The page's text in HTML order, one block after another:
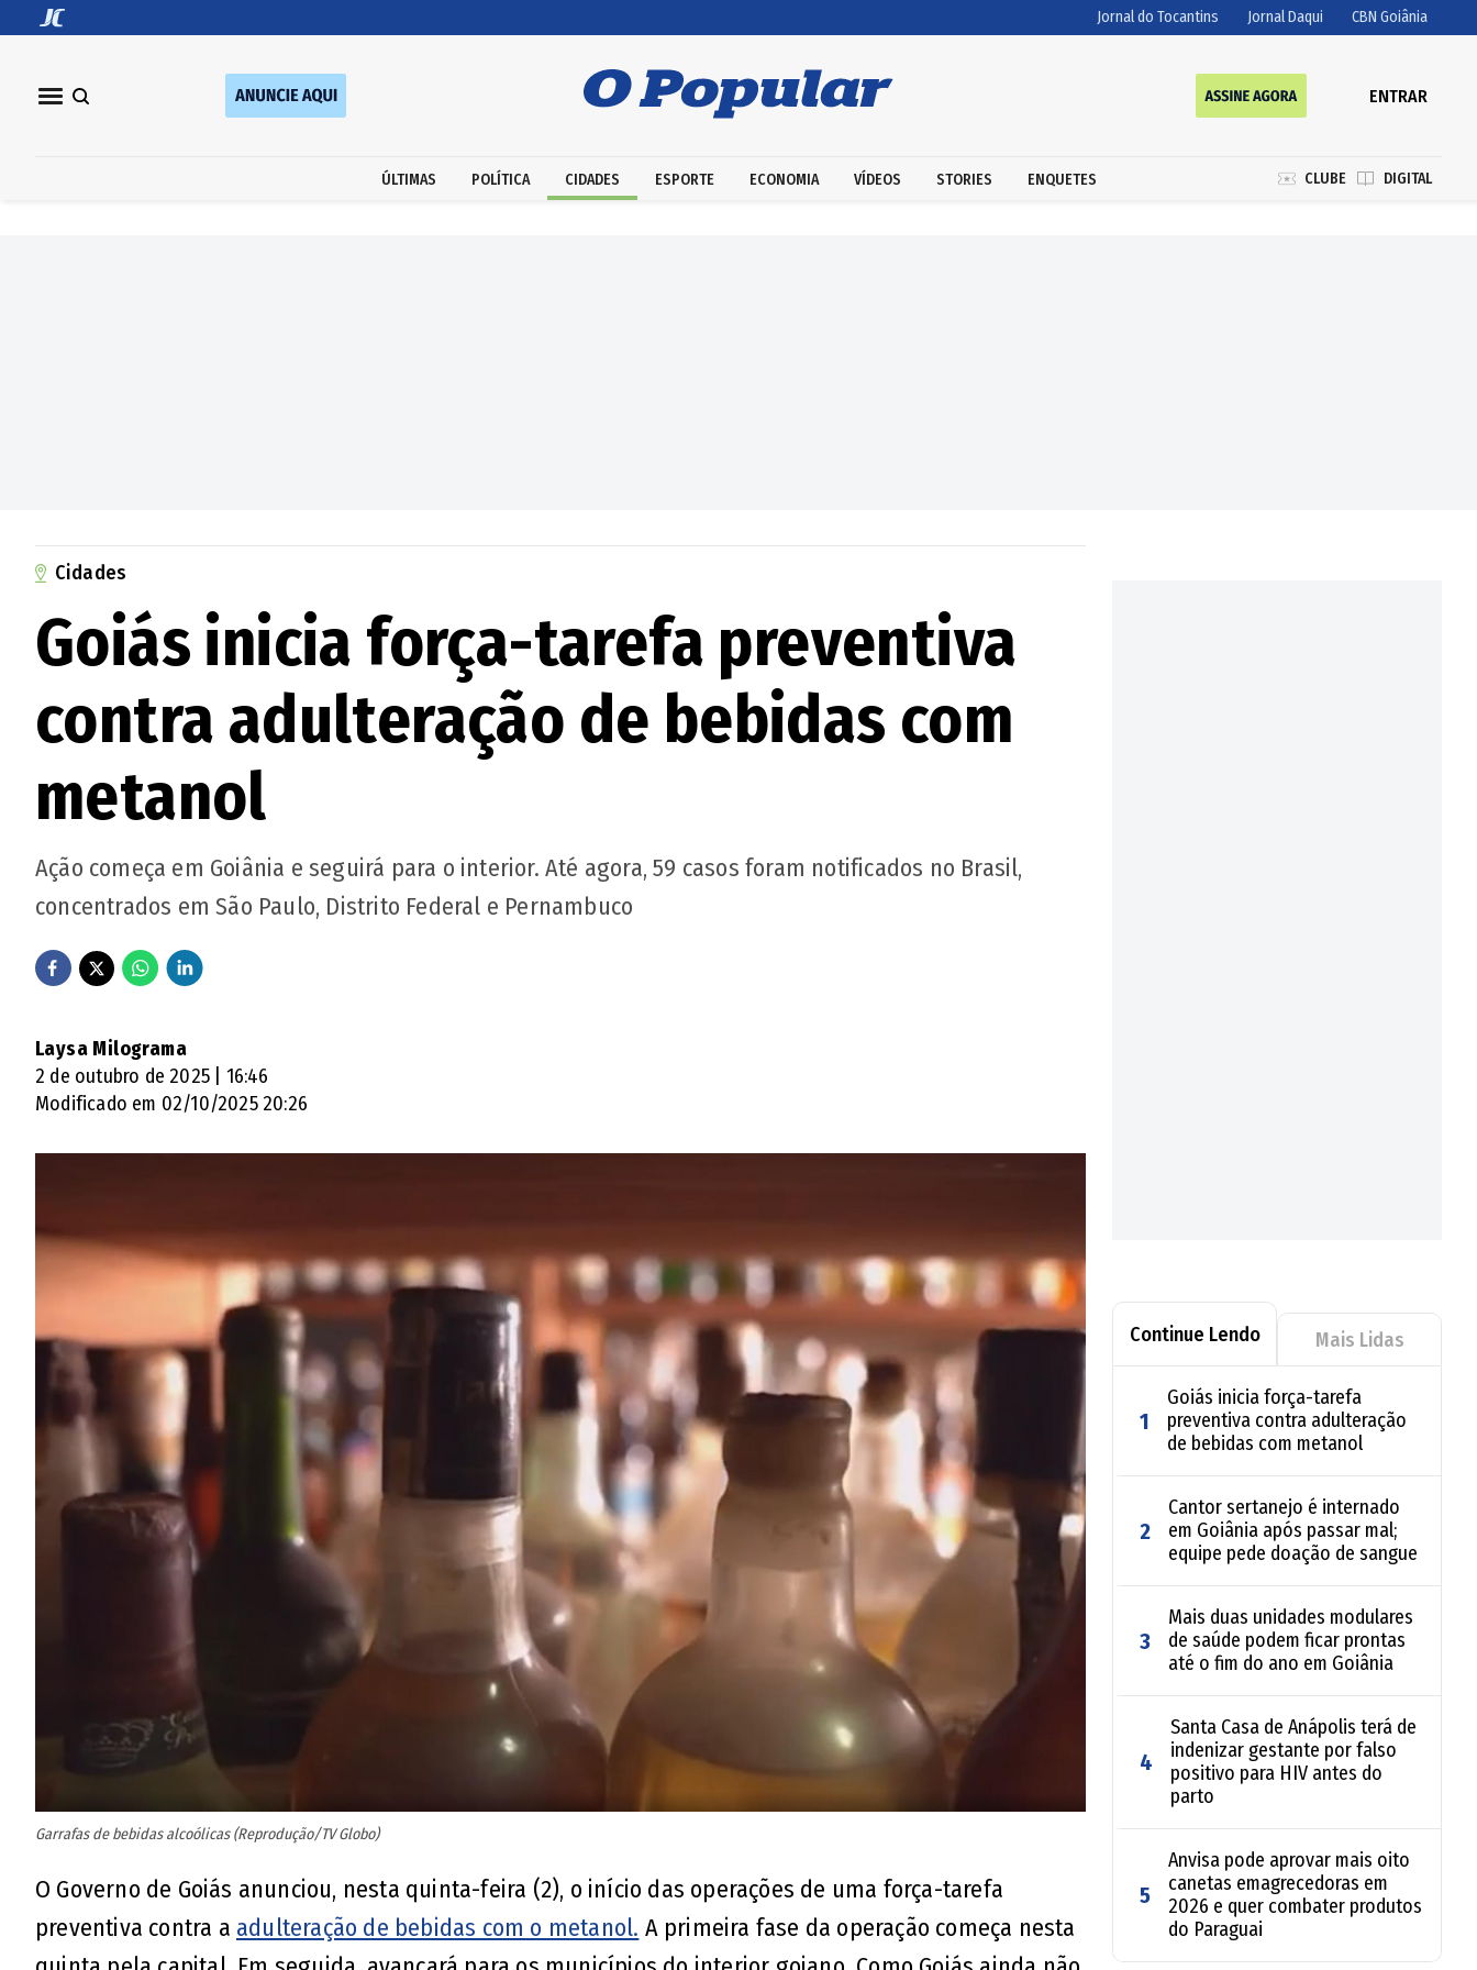
Jornal do Tocantins Jornal Daqui CBN Goiânia
ENTRAR
ÚLTIMAS POLÍTICA CIDADES ESPORTE ECONOMIA VÍDEOS STORIES ENQUETES CLUBE DIGITAL
Cidades
Goiás inicia força-tarefa preventiva
contra adulteração de bebidas com
metanol
Ação começa em Goiânia e seguirá para o interior. Até agora, 59 casos foram notificados no Brasil,
concentrados em São Paulo, Distrito Federal e Pernambuco
Laysa Milograma
2 de outubro de 2025 | 16:46
Modificado em 02/10/2025 20:26
Garrafas de bebidas alcoólicas (Reprodução/TV Globo)
O Governo de Goiás anunciou, nesta quinta-feira (2), o início das operações de uma força-tarefa
preventiva contra a adulteração de bebidas com o metanol. A primeira fase da operação começa nesta
Continue Lendo Mais Lidas
1
Goiás inicia força-tarefa
preventiva contra adulteração
de bebidas com metanol
2
Cantor sertanejo é internado
em Goiânia após passar mal;
equipe pede doação de sangue
3
Mais duas unidades modulares
de saúde podem ficar prontas
até o fim do ano em Goiânia
4
Santa Casa de Anápolis terá de
indenizar gestante por falso
positivo para HIV antes do
parto
5
Anvisa pode aprovar mais oito
canetas emagrecedoras em
2026 e quer combater produtos
do Paraguai